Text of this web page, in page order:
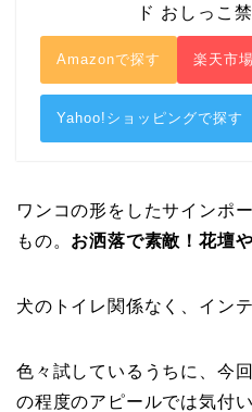
ド おしっこ
Amazonで探す 楽天市
Yahoo!ショッピングで探す
ワンコの形をしたサインポ
もの。 お洒落で素敵！花壇
犬のトイレ関係なく、イン
色々試しているうちに、今
の程度のアピールでは気付